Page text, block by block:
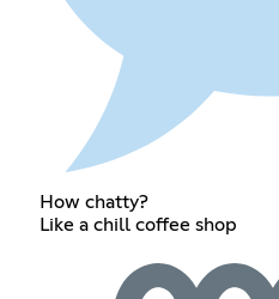
How chatty?
Like a chill coffee shop